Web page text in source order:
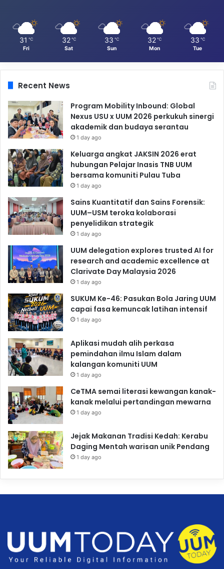
31 ℃
Fri
32 ℃
Sat
33 ℃
Sun
32 ℃
Mon
33 ℃
Tue
Recent News
Program Mobility Inbound: Global
Nexus USU x UUM 2026 perkukuh sinergi
akademik dan budaya serantau
1 day ago
Keluarga angkat JAKSIN 2026 erat
hubungan Pelajar Inasis TNB UUM
bersama komuniti Pulau Tuba
1 day ago
Sains Kuantitatif dan Sains Forensik:
UUM–USM teroka kolaborasi
penyelidikan strategik
1 day ago
UUM delegation explores trusted AI for
research and academic excellence at
Clarivate Day Malaysia 2026
1 day ago
SUKUM Ke-46: Pasukan Bola Jaring UUM
capai fasa kemuncak latihan intensif
1 day ago
Aplikasi mudah alih perkasa
pemindahan ilmu Islam dalam
kalangan komuniti UUM
1 day ago
CeTMA semai literasi kewangan kanak-
kanak melalui pertandingan mewarna
1 day ago
Jejak Makanan Tradisi Kedah: Kerabu
Daging Mentah warisan unik Pendang
1 day ago